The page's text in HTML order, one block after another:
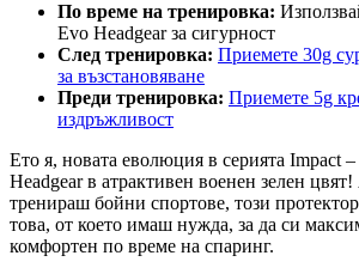
По време на тренировка:
Evo Headgear за сигурност
След тренировка: Приемете 30g
за възстановяване
Преди тренировка: Приемете 5g
издръжливост
Ето я, новата еволюция в серията Impact –
Headgear в атрактивен военен зелен
тренираш бойни спортове, този протектор
това, от което имаш нужда, за да си
комфортен по време на спаринг.